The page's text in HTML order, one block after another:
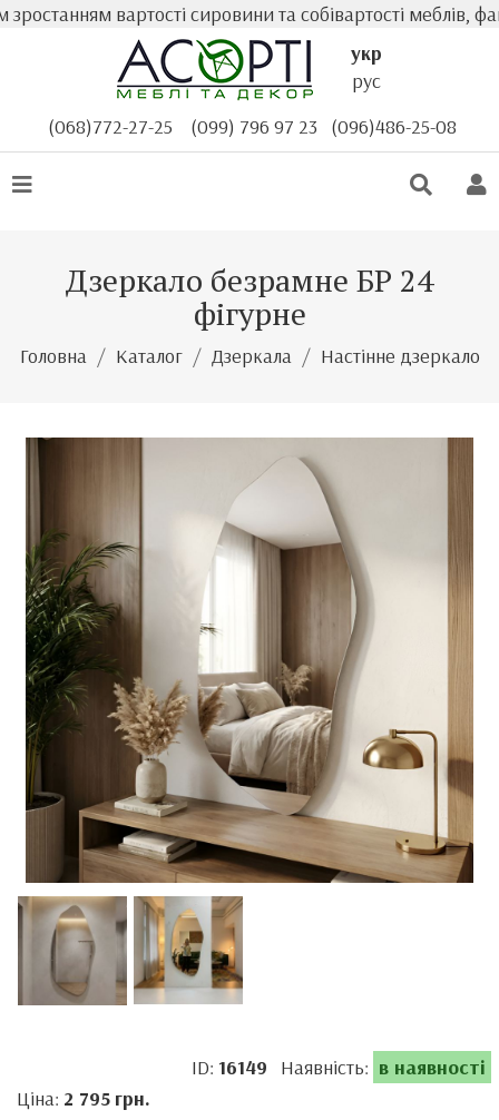
вартості сировини та собівартості меблів,
укр
рус
(068)772-27-25
(099) 796 97 23 (096)486-25-08
Дзеркало безрамне БР 24
фігурне
Головна Каталог Дзеркала Настінне дзеркало
ID: 16149 Наявність: в наявності
Ціна: 2 795 грн.